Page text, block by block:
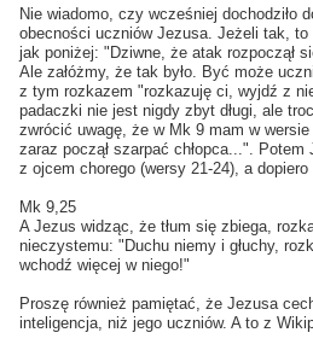
Nie wiadomo, czy wcześniej dochodziło
obecności uczniów Jezusa. Jeżeli tak, to
jak poniżej: "Dziwne, że atak rozpoczął
Ale załóżmy, że tak było. Być może
z tym rozkazem "rozkazuję ci, wyjdź z
padaczki nie jest nigdy zbyt długi, ale
zwrócić uwagę, że w Mk 9 mam w
zaraz począł szarpać chłopca...".
z ojcem chorego (wersy 21-24), a dopiero
Mk 9,25
A Jezus widząc, że tłum się zbiega,
nieczystemu: "Duchu niemy i głuchy,
wchodź więcej w niego!"
Proszę również pamiętać, że Jezusa
inteligencja, niż jego uczniów. A to z